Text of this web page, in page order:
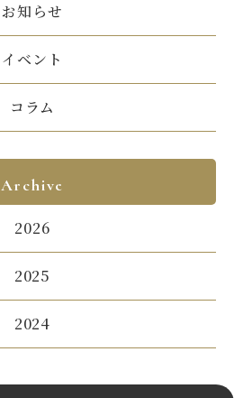
お知らせ
イベント
コラム
Archive
2026
2025
2024